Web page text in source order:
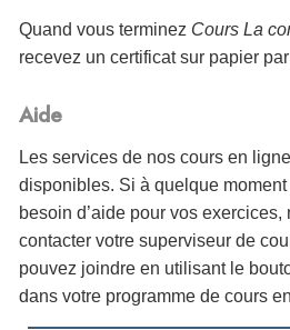
Quand vous terminez Cours La
recevez un certificat sur papier
Aide
Les services de nos cours en
disponibles. Si à quelque
besoin d’aide pour vos exercices,
contacter votre superviseur de
pouvez joindre en utilisant le
dans votre programme de cours